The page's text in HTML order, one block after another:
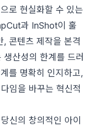
로 현실화할 수 있는
과 InShot이 훌
, 콘텐츠 제작을 본격
산성의 한계를 드러
를 명확히 인지하고,
임을 바꾸는 혁신적
신의 창의적인 아이